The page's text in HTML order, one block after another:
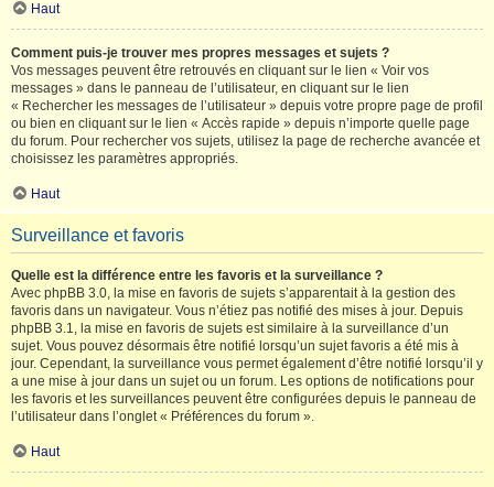
Haut
Comment puis-je trouver mes propres messages et sujets ?
Vos messages peuvent être retrouvés en cliquant sur le lien « Voir vos
messages » dans le panneau de l’utilisateur, en cliquant sur le lien
« Rechercher les messages de l’utilisateur » depuis votre propre page de profil
ou bien en cliquant sur le lien « Accès rapide » depuis n’importe quelle page
du forum. Pour rechercher vos sujets, utilisez la page de recherche avancée et
choisissez les paramètres appropriés.
Haut
Surveillance et favoris
Quelle est la différence entre les favoris et la surveillance ?
Avec phpBB 3.0, la mise en favoris de sujets s’apparentait à la gestion des
favoris dans un navigateur. Vous n’étiez pas notifié des mises à jour. Depuis
phpBB 3.1, la mise en favoris de sujets est similaire à la surveillance d’un
sujet. Vous pouvez désormais être notifié lorsqu’un sujet favoris a été mis à
jour. Cependant, la surveillance vous permet également d’être notifié lorsqu’il y
a une mise à jour dans un sujet ou un forum. Les options de notifications pour
les favoris et les surveillances peuvent être configurées depuis le panneau de
l’utilisateur dans l’onglet « Préférences du forum ».
Haut